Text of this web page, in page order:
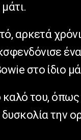
αρκετά
στο ίδιο
του, όπως
την